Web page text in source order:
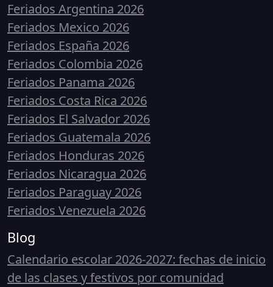
Feriados Argentina 2026
Feriados Mexico 2026
Feriados España 2026
Feriados Colombia 2026
Feriados Panama 2026
Feriados Costa Rica 2026
Feriados El Salvador 2026
Feriados Guatemala 2026
Feriados Honduras 2026
Feriados Nicaragua 2026
Feriados Paraguay 2026
Feriados Venezuela 2026
Blog
Calendario escolar 2026-2027: fechas de inicio
de las clases y festivos por comunidad